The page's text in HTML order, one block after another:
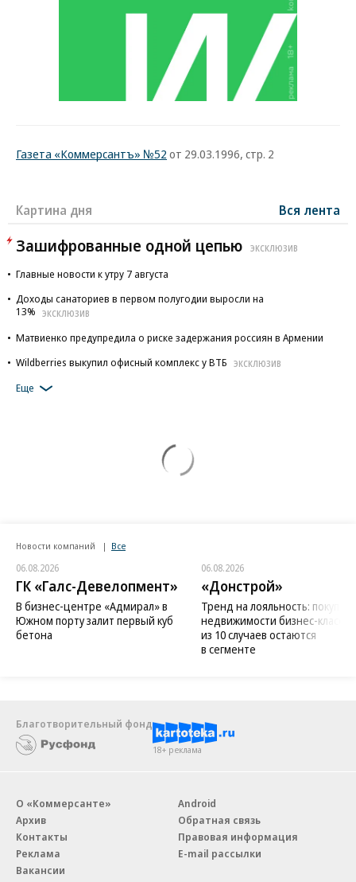
Газета «Коммерсантъ» №52 от 29.03.1996, стр. 2
Картина дня Вся лента
Зашифрованные одной цепью ЭКСКЛЮЗИВ
Главные новости к утру 7 августа
Доходы санаториев в первом полугодии выросли на
13%
ЭКСКЛЮЗИВ
Матвиенко предупредила о риске задержания россиян в Армении
Wildberries выкупил офисный комплекс у ВТБ
ЭКСКЛЮЗИВ
Еще
Новости компаний Все
06.08.2026
ГК «Галс-Девелопмент»
В бизнес-центре «Адмирал» в
Южном порту залит первый куб
бетона
06.08.2026
«Донстрой»
Тренд на лояльность:
недвижимости бизнес-класса
из 10 случаев остаются
в сегменте
Благотворительный фонд
18+ реклама
О «Коммерсанте»
Архив
Контакты
Реклама
Вакансии
Android
Обратная связь
Правовая информация
E-mail рассылки